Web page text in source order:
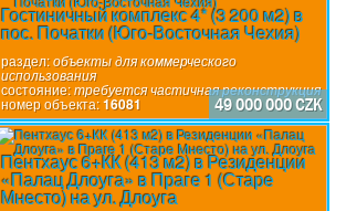
раздел:строительные участки
Участок с уклоном (3580 м2), который
участка под застройку с общей
пос.Вшеноры (Прага-запад). Имеется
вилл «Панорама Вшеноры» с
домов: Вилла «Х» (6/7+1): Площадь
Гостиничный комплекс 4* (3 200 м2) в
пос. Початки (Юго-Восточная Чехия)
раздел:объекты для коммерческого
использования
состояние:требуется частичная реконструкция
номер объекта:16081 49 000 000 CZK
Пентхаус 6+КК (413 м2) в Резиденции
«Палац Длоуга» в Праге 1 (Старе
Мнесто) на ул. Длоуга